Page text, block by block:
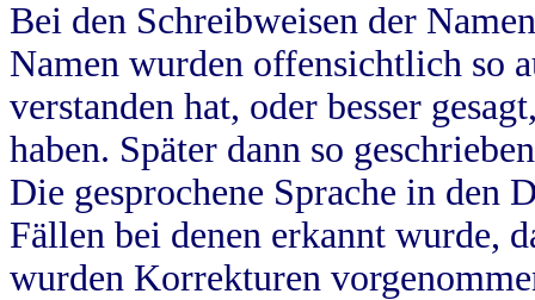
Bei den Schreibweisen der
Namen wurden offensichtlich so
verstanden hat, oder besser
haben. Später dann so
Die gesprochene Sprache in
Fällen bei denen erkannt wurde,
wurden Korrekturen